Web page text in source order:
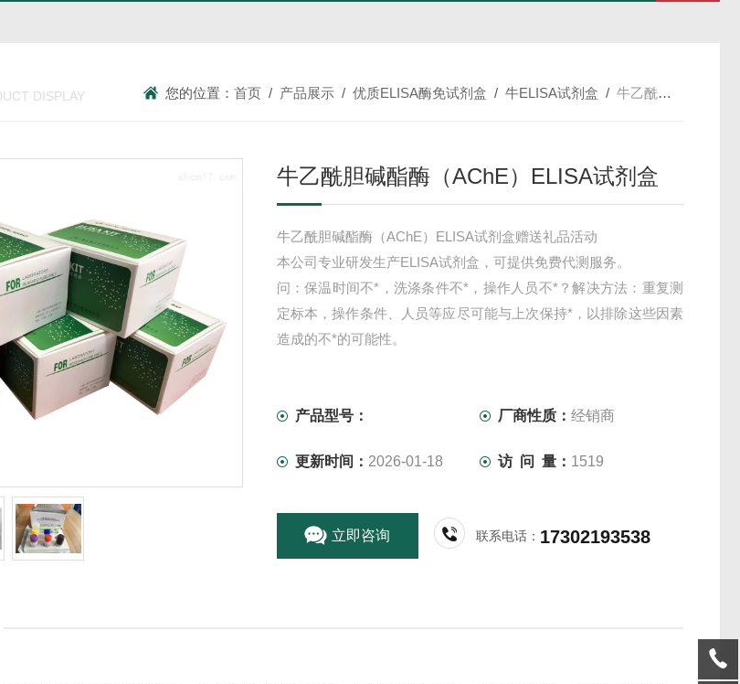
DISPLAY 您的位置：首页 / 产品展示 /优质ELISA酶免试剂盒 /牛ELISA试剂盒 /牛乙酰胆碱酯酶（AChE）ELISA试剂盒
牛乙酰胆碱酯酶（AChE）ELISA试剂盒
牛乙酰胆碱酯酶（AChE）ELISA试剂盒赠送礼品活动
本公司专业研发生产ELISA试剂盒，可提供免费代测服务。
问：保温时间不*，洗涤条件不*，操作人员不*？解决方法：重复测
定标本，操作条件、人员等应尽可能与上次保持*，以排除这些因素
造成的不*的可能性。
产品型号： 厂商性质：经销商
更新时间： 2026-01-18 访 问 量： 1519
立即咨询 联系电话： 17302193538